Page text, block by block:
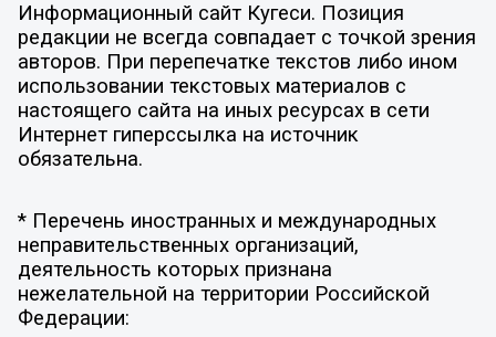
Информационный сайт Кугеси. Позиция
редакции не всегда совпадает с точкой зрения
авторов. При перепечатке текстов либо ином
использовании текстовых материалов с
настоящего сайта на иных ресурсах в сети
Интернет гиперссылка на источник
обязательна.
* Перечень иностранных и международных
неправительственных организаций,
деятельность которых признана
нежелательной на территории Российской
Федерации: